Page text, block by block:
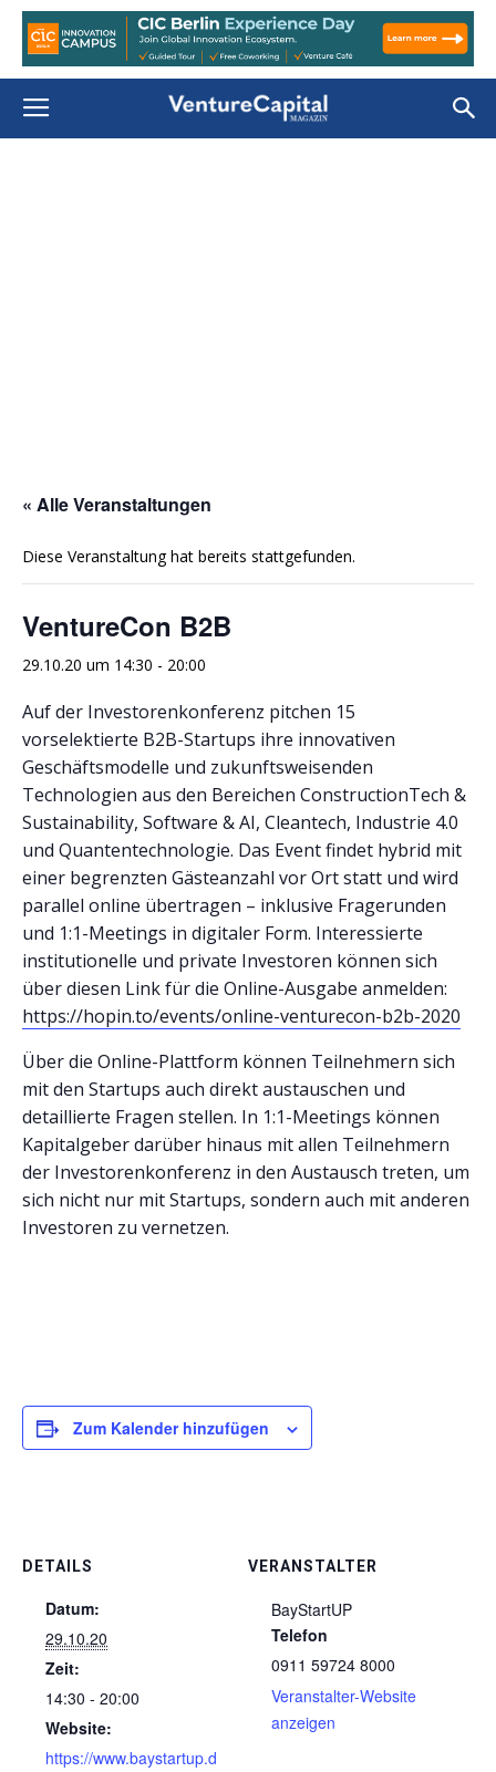
« Alle Veranstaltungen
Diese Veranstaltung hat bereits stattgefunden.
VentureCon B2B
29.10.20 um 14:30 - 20:00
Auf der Investorenkonferenz pitchen 15
vorselektierte B2B-Startups ihre innovativen
Geschäftsmodelle und zukunftsweisenden
Technologien aus den Bereichen ConstructionTech &
Sustainability, Software & AI, Cleantech, Industrie 4.0
und Quantentechnologie. Das Event findet hybrid mit
einer begrenzten Gästeanzahl vor Ort statt und wird
parallel online übertragen – inklusive Fragerunden
und 1:1-Meetings in digitaler Form. Interessierte
institutionelle und private Investoren können sich
über diesen Link für die Online-Ausgabe anmelden:
https://hopin.to/events/online-venturecon-b2b-2020
Über die Online-Plattform können Teilnehmern sich
mit den Startups auch direkt austauschen und
detaillierte Fragen stellen. In 1:1-Meetings können
Kapitalgeber darüber hinaus mit allen Teilnehmern
der Investorenkonferenz in den Austausch treten, um
sich nicht nur mit Startups, sondern auch mit anderen
Investoren zu vernetzen.
Zum Kalender hinzufügen
DETAILS
Datum:
29.10.20
Zeit:
14:30 - 20:00
Website:
https://www.baystartup.d
VERANSTALTER
BayStartUP
Telefon
0911 59724 8000
Veranstalter-Website
anzeigen